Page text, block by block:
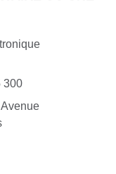
300